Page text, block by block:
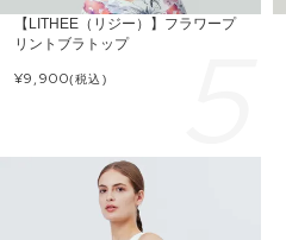
【LITHEE（リジー）】フラワープ
リントブラトップ
¥9,900(税込)